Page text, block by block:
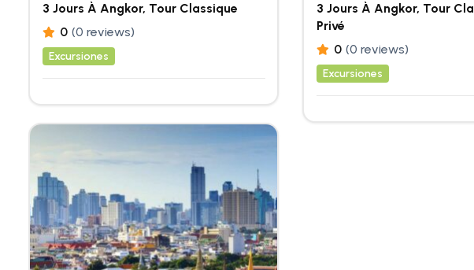
3 Jours À Angkor, Tour Classique
0 (0 reviews)
Excursiones
3 Jours À Angkor, Tour
Privé
0 (0 reviews)
Excursiones